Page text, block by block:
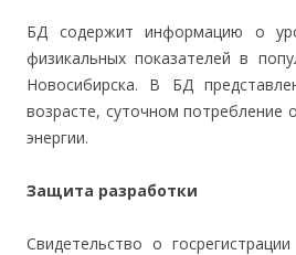
БД содержит информацию о
физикальных показателей в
Новосибирска. В БД
возрасте, суточном потребление
энергии.
Защита разработки
Свидетельство о